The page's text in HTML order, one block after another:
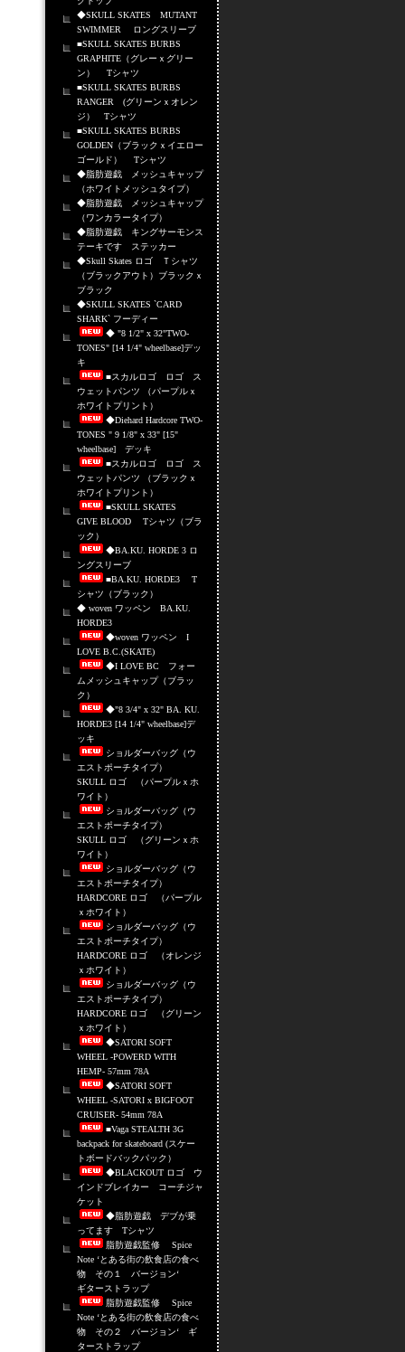
◆SKULL SKATES MUTANT
SWIMMER ロングスリーブ
■SKULL SKATES BURBS
GRAPHITE（グレーｘグリー
ン） Tシャツ
■SKULL SKATES BURBS
RANGER (グリーンｘオレン
ジ） Tシャツ
■SKULL SKATES BURBS
GOLDEN（ブラックｘイエロー
ゴールド） Tシャツ
◆脂肪遊戯 メッシュキャップ
（ホワイトメッシュタイプ）
◆脂肪遊戯 メッシュキャップ
（ワンカラータイプ）
◆脂肪遊戯 キングサーモンス
テーキです ステッカー
◆Skull Skates ロゴ Ｔシャツ
（ブラックアウト）ブラックｘ
ブラック
◆SKULL SKATES `CARD
SHARK` フーディー
◆ "8 1/2" x 32"TWO-
TONES" [14 1/4" wheelbase]デッ
キ
■スカルロゴ ロゴ ス
ウェットパンツ （パープルｘ
ホワイトプリント）
◆Diehard Hardcore TWO-
TONES " 9 1/8" x 33" [15"
wheelbase] デッキ
■スカルロゴ ロゴ ス
ウェットパンツ （ブラックｘ
ホワイトプリント）
■SKULL SKATES
GIVE BLOOD Tシャツ（ブラ
ック）
◆BA.KU. HORDE 3 ロ
ングスリーブ
■BA.KU. HORDE3 T
シャツ（ブラック）
◆ woven ワッペン BA.KU.
HORDE3
◆woven ワッペン I
LOVE B.C.(SKATE)
◆I LOVE BC フォー
ムメッシュキャップ（ブラッ
ク）
◆"8 3/4" x 32" BA. KU.
HORDE3 [14 1/4" wheelbase]デ
ッキ
ショルダーバッグ（ウ
エストポーチタイプ）
SKULL ロゴ （パープルｘホ
ワイト）
ショルダーバッグ（ウ
エストポーチタイプ）
SKULL ロゴ （グリーンｘホ
ワイト）
ショルダーバッグ（ウ
エストポーチタイプ）
HARDCORE ロゴ （パープル
ｘホワイト）
ショルダーバッグ（ウ
エストポーチタイプ）
HARDCORE ロゴ （オレンジ
ｘホワイト）
ショルダーバッグ（ウ
エストポーチタイプ）
HARDCORE ロゴ （グリーン
ｘホワイト）
◆SATORI SOFT
WHEEL -POWERD WITH
HEMP- 57mm 78A
◆SATORI SOFT
WHEEL -SATORI x BIGFOOT
CRUISER- 54mm 78A
■Vaga STEALTH 3G
backpack for skateboard (スケー
トボードバックパック）
◆BLACKOUT ロゴ ウ
インドブレイカー コーチジャ
ケット
◆脂肪遊戯 デブが乗
ってます Tシャツ
脂肪遊戯監修 Spice
Note ‘とある街の飲食店の食べ
物 その１ バージョン‘
ギターストラップ
脂肪遊戯監修 Spice
Note ‘とある街の飲食店の食べ
物 その２ バージョン‘ ギ
ターストラップ